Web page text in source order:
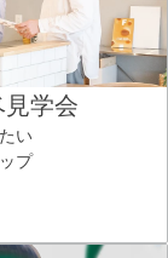
学会
い
プ